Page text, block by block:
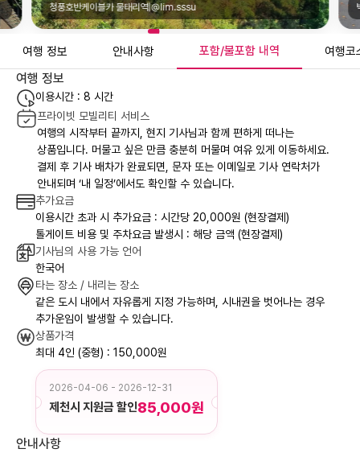
청풍호반케이블카 물태리역|@lim.sssu
여행 정보 안내사항 포함/불포함 내역 여행코
여행 정보
이용시간 : 8 시간
프라이빗 모빌리티 서비스
여행의 시작부터 끝까지, 현지 기사님과 함께 편하게 떠나는
상품입니다. 머물고 싶은 만큼 충분히 머물며 여유 있게 이동하세요.
결제 후 기사 배차가 완료되면, 문자 또는 이메일로 기사 연락처가
안내되며 ‘내 일정’에서도 확인할 수 있습니다.
추가요금
이용시간 초과 시 추가요금 : 시간당 20,000원 (현장결제)
톨게이트 비용 및 주차요금 발생시 : 해당 금액 (현장결제)
기사님의 사용 가능 언어
한국어
타는 장소 / 내리는 장소
같은 도시 내에서 자유롭게 지정 가능하며, 시내권을 벗어나는 경우
추가운임이 발생할 수 있습니다.
상품가격
최대 4인 (중형) : 150,000원
2026-04-06 - 2026-12-31
제천시 지원금 할인85,000원
안내사항